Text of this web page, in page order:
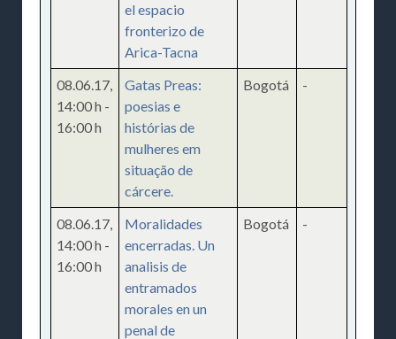
el espacio
fronterizo de
Arica-Tacna
08.06.17,
14:00 h -
16:00 h
Gatas Preas:
poesias e
histórias de
mulheres em
situação de
cárcere.
Bogotá -
08.06.17,
14:00 h -
16:00 h
Moralidades
encerradas. Un
analisis de
entramados
morales en un
penal de
Bogotá -